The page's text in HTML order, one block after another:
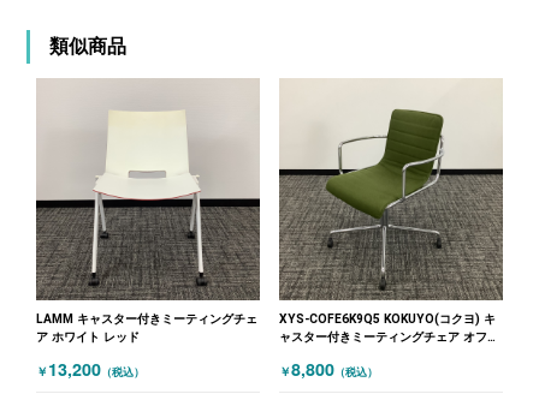
類似商品
LAMM キャスター付きミーティングチェ
ア ホワイト レッド
￥ 13,200 （税込）
XYS-COFE6K9Q5 KOKUYO(コクヨ) キ
ャスター付きミーティングチェア オフセ
￥8,800 （税込）